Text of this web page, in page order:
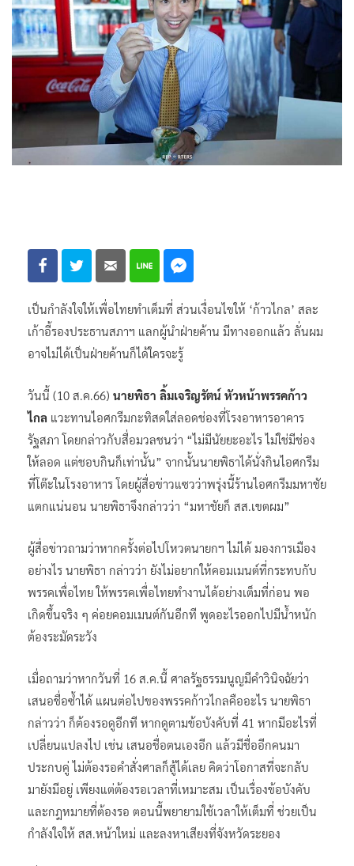
เป็นกำลังใจให้เพื่อไทยทำเต็มที่ ส่วนเงื่อนไขให้ ‘ก้าวไกล’ สละ
เก้าอี้รองประธานสภาฯ แลกผู้นำฝ่ายค้าน มีทางออกแล้ว ลั่นผม
อาจไม่ได้เป็นฝ่ายค้านก็ได้ใครจะรู้
วันนี้ (10 ส.ค.66) นายพิธา ลิ้มเจริญรัตน์ หัวหน้าพรรคก้าว
ไกล แวะทานไอศกรีมกะทิสดใส่ลอดช่องที่โรงอาหารอาคาร
รัฐสภา โดยกล่าวกับสื่อมวลชนว่า “ไม่มีนัยยะอะไร ไม่ใช่มีช่อง
ให้ลอด แต่ชอบกินก็เท่านั้น” จากนั้นนายพิธาได้นั่งกินไอศกรีม
ที่โต๊ะในโรงอาหาร โดยผู้สื่อข่าวแซวว่าพรุ่งนี้ร้านไอศกรีมมหาชัย
แตกแน่นอน นายพิธาจึงกล่าวว่า “มหาชัยก็ สส.เขตผม”
ผู้สื่อข่าวถามว่าหากครั้งต่อไปโหวตนายกฯ ไม่ได้ มองการเมือง
อย่างไร นายพิธา กล่าวว่า ยังไม่อยากให้คอมเมนต์ที่กระทบกับ
พรรคเพื่อไทย ให้พรรคเพื่อไทยทำงานได้อย่างเต็มที่ก่อน พอ
เกิดขึ้นจริง ๆ ค่อยคอมเมนต์กันอีกที พูดอะไรออกไปมีน้ำหนัก
ต้องระมัดระวัง
เมื่อถามว่าหากวันที่ 16 ส.ค.นี้ ศาลรัฐธรรมนูญมีคำวินิจฉัยว่า
เสนอชื่อซ้ำได้ แผนต่อไปของพรรคก้าวไกลคืออะไร นายพิธา
กล่าวว่า ก็ต้องรอดูอีกที หากดูตามข้อบังคับที่ 41 หากมีอะไรที่
เปลี่ยนแปลงไป เช่น เสนอชื่อตนเองอีก แล้วมีชื่ออีกคนมา
ประกบคู่ ไม่ต้องรอคำสั่งศาลก็สู้ได้เลย คิดว่าโอกาสที่จะกลับ
มายังมีอยู่ เพียงแต่ต้องรอเวลาที่เหมาะสม เป็นเรื่องข้อบังคับ
และกฎหมายที่ต้องรอ ตอนนี้พยายามใช้เวลาให้เต็มที่ ช่วยเป็น
กำลังใจให้ สส.หน้าใหม่ และลงหาเสียงที่จังหวัดระยอง